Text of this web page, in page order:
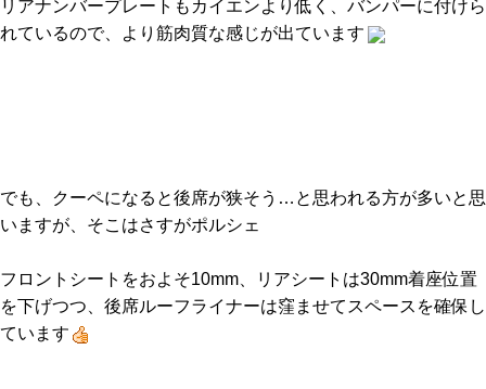
リアナンバープレートもカイエンより低く、バンパーに付けら
れているので、より筋肉質な感じが出ています
でも、クーペになると後席が狭そう…と思われる方が多いと思
いますが、そこはさすがポルシェ
フロントシートをおよそ10mm、リアシートは30mm着座位置
を下げつつ、後席ルーフライナーは窪ませてスペースを確保し
ています